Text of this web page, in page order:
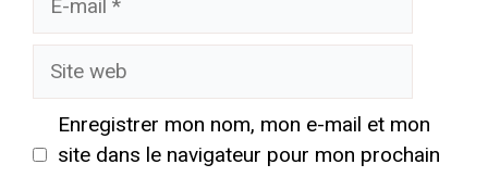
Site
Enregistrer mon nom, mon e-mail et mon
site dans le navigateur pour mon prochain